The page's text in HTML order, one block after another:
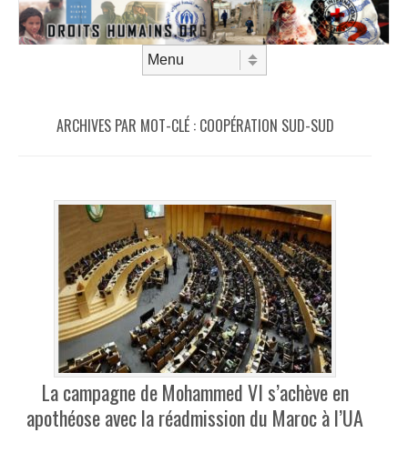
ARCHIVES PAR MOT-CLÉ : COOPÉRATION SUD-SUD
La campagne de Mohammed VI s’achève en
apothéose avec la réadmission du Maroc à l’UA